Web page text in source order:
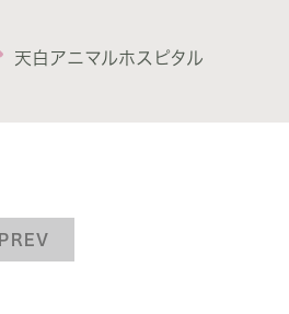
天白アニマルホスピタル
PREV